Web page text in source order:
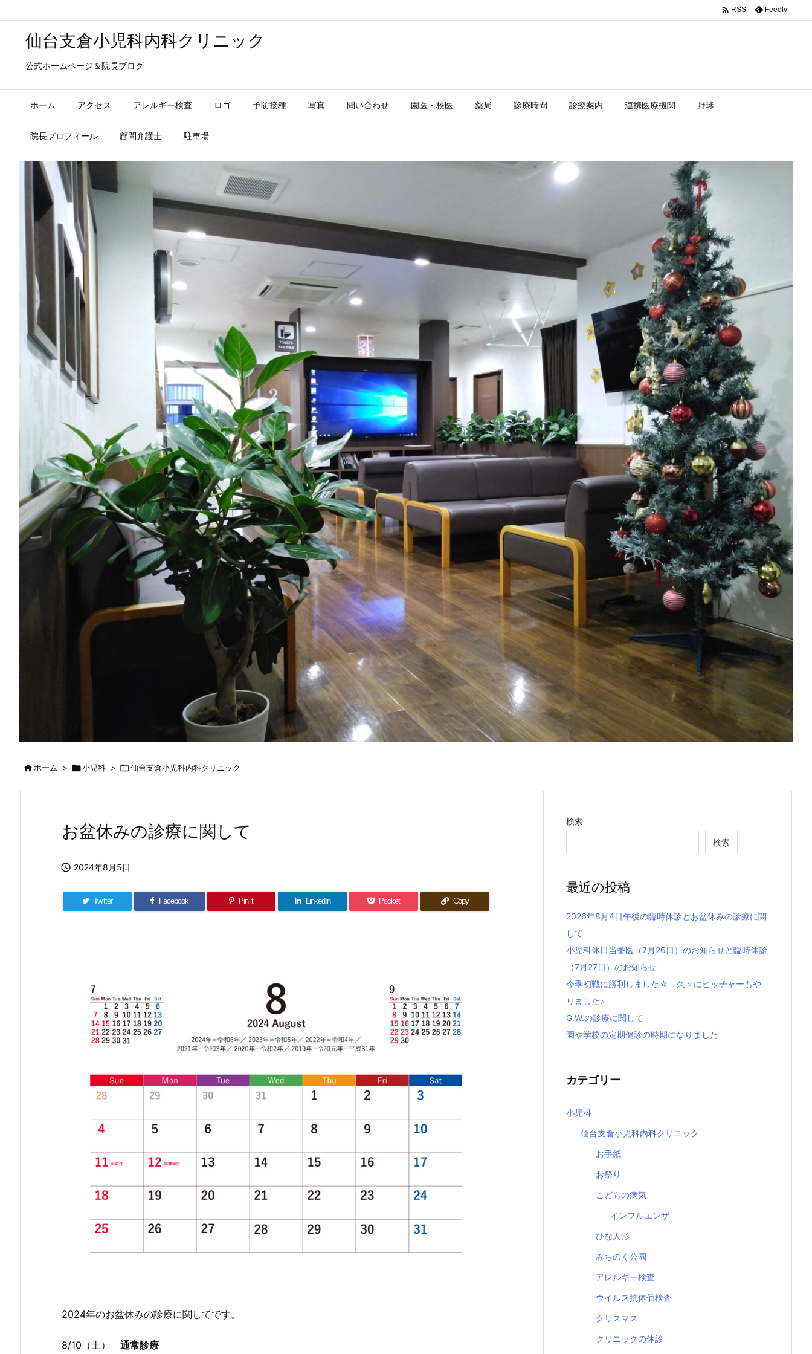
仙台支倉小児科内科クリニック
公式ホームページ＆院長ブログ
ホーム アクセス アレルギー検査 ロゴ 予防接種 写真 問い合わせ 園医・校医 薬局 診療時間 診療案内 連携医療機関 野球
院長プロフィール 顧問弁護士 駐車場
 RSS Feedly
ホーム > 小児科 > 仙台支倉小児科内科クリニック
お盆休みの診療に関して
 2024年8月5日
Twitter Facebook Pin it LinkedIn Pocket Copy
2024年のお盆休みの診療に関してです。
8/10（土） 通常診療
検索
検索
最近の投稿
2026年8月4日午後の臨時休診とお盆休みの診療に関
して
小児科休日当番医（7月26日）のお知らせと臨時休診
（7月27日）のお知らせ
今季初戦に勝利しました☆ 久々にピッチャーもや
りました♪
G.W.の診療に関して
園や学校の定期健診の時期になりました
カテゴリー
小児科
仙台支倉小児科内科クリニック
お手紙
お祭り
こどもの病気
インフルエンザ
ひな人形
みちのく公園
アレルギー検査
ウイルス抗体価検査
クリスマス
クリニックの休診